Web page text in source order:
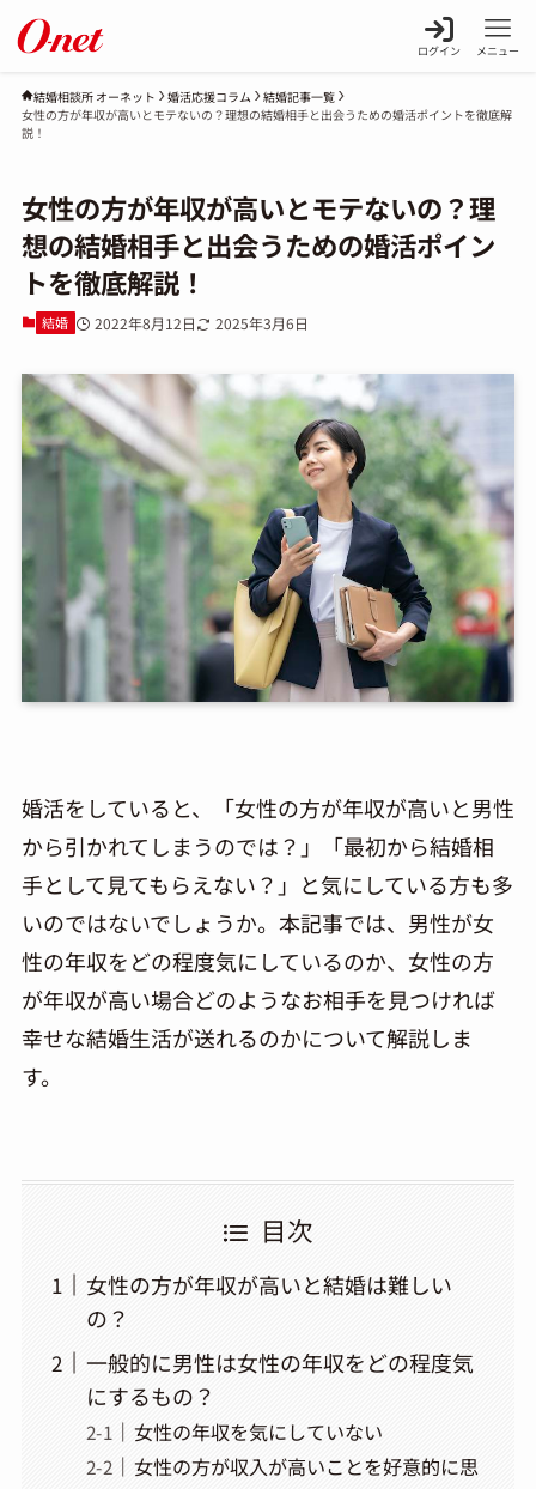
ログイン メニュー
結婚相談所 オーネット 婚活応援コラム
結婚記事一覧
女性の方が年収が高いとモテないの？理想の結婚相手と出会うための婚活ポイントを徹底解
説！
女性の方が年収が高いとモテないの？理
想の結婚相手と出会うための婚活ポイン
トを徹底解説！
結婚 2022年8月12日 2025年3月6日
婚活をしていると、「女性の方が年収が高いと男性
から引かれてしまうのでは？」「最初から結婚相
手として見てもらえない？」と気にしている方も多
いのではないでしょうか。本記事では、男性が女
性の年収をどの程度気にしているのか、女性の方
が年収が高い場合どのようなお相手を見つければ
幸せな結婚生活が送れるのかについて解説しま
す。
目次
女性の方が年収が高いと結婚は難しい
の？
一般的に男性は女性の年収をどの程度気
にするもの？
女性の年収を気にしていない
女性の方が収入が高いことを好意的に思